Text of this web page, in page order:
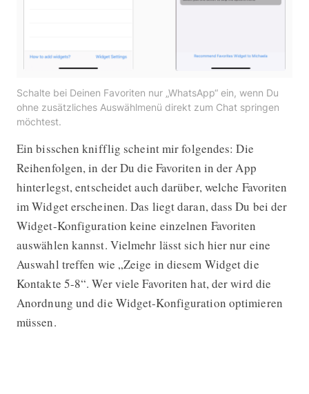
Schalte bei Deinen Favoriten nur „WhatsApp“ ein, wenn Du
ohne zusätzliches Auswählmenü direkt zum Chat springen
möchtest.
Ein bisschen knifflig scheint mir folgendes: Die
Reihenfolgen, in der Du die Favoriten in der App
hinterlegst, entscheidet auch darüber, welche Favoriten
im Widget erscheinen. Das liegt daran, dass Du bei der
Widget-Konfiguration keine einzelnen Favoriten
auswählen kannst. Vielmehr lässt sich hier nur eine
Auswahl treffen wie „Zeige in diesem Widget die
Kontakte 5-8“. Wer viele Favoriten hat, der wird die
Anordnung und die Widget-Konfiguration optimieren
müssen.